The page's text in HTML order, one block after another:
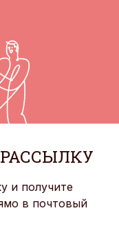
и получите
в почтовый